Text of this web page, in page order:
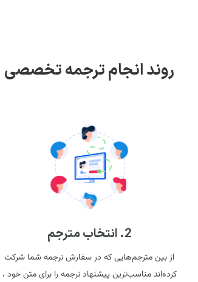
روند انجام ترجمه تخصصی
2. انتخاب مترجم
از بین مترجم‌هایی که در سفارش ترجمه شما شرکت
کرده‌اند مناسب‌ترین پیشنهاد ترجمه را برای متن خود ،